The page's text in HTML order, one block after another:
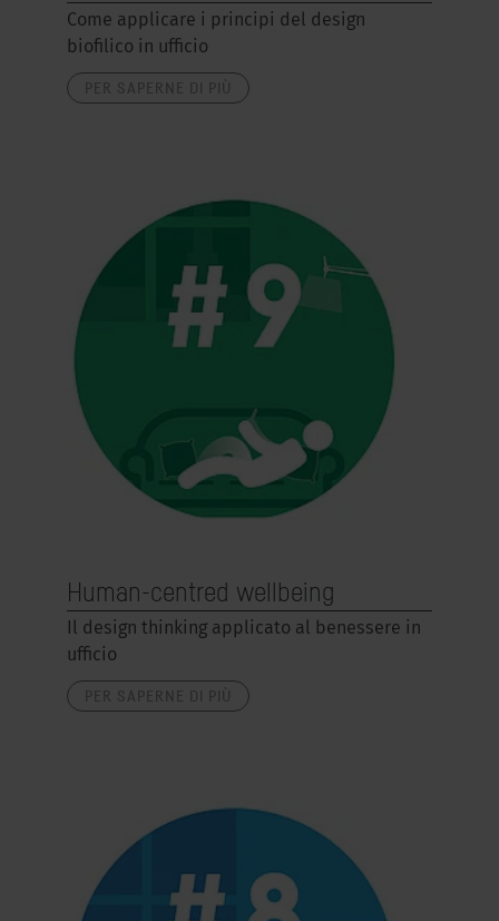
Come applicare i principi del design
biofilico in ufficio
Human-centred wellbeing
Il design thinking applicato al benessere in
ufficio